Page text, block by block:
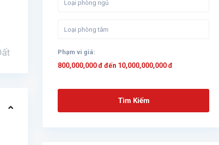
Phạm vi giá:
800,000,000 đ đến 10,000,000,000 đ
Tìm Kiếm